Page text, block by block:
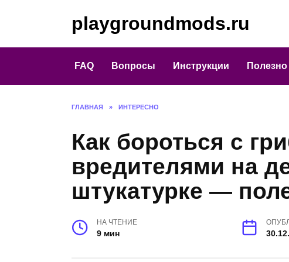
playgroundmods.ru
FAQ Вопросы Инструкции Полезно
ГЛАВНАЯ » ИНТЕРЕСНО
Как бороться с
вредителями на
штукатурке —
НА ЧТЕНИЕ
9 мин